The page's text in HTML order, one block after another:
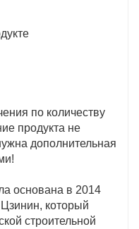
по количеству
продукта не
дополнительная
основана в 2014
который
строительной